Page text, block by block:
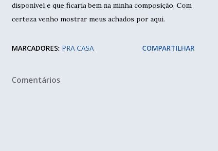
disponível e que ficaria bem na minha composição. Com
certeza venho mostrar meus achados por aqui.
MARCADORES: PRA CASA COMPARTILHAR
Comentários